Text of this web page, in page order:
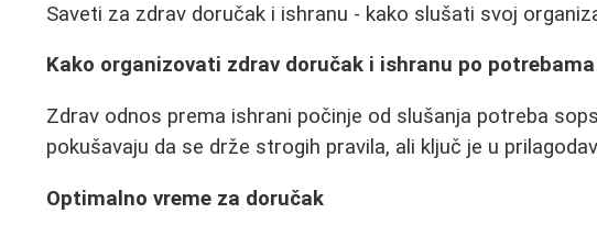
Saveti za zdrav doručak i ishranu - kako slušati svoj
Kako organizovati zdrav doručak i ishranu po
Zdrav odnos prema ishrani počinje od slušanja potreba
pokušavaju da se drže strogih pravila, ali ključ je u
Optimalno vreme za doručak